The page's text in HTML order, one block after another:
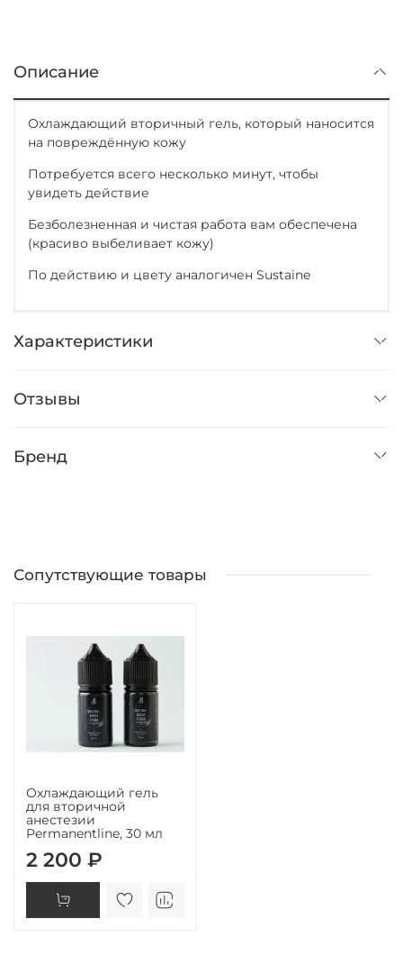
Описание
Охлаждающий вторичный гель, который наносится
на повреждённую кожу
Потребуется всего несколько минут, чтобы
увидеть действие
Безболезненная и чистая работа вам обеспечена
(красиво выбеливает кожу)
По действию и цвету аналогичен Sustaine
Характеристики
Отзывы
Бренд
Сопутствующие товары
Охлаждающий гель
для вторичной
анестезии
Permanentline, 30 мл
2 200 ₽